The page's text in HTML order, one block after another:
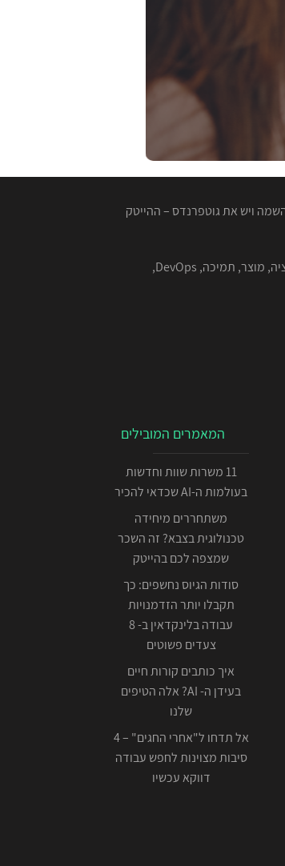
ויש את גוטפרנדס – ההייטק
המגייסות המנוסות שלנו מתמחות בהשמה למגוון רחב של תפקידים בהייטק - תוכנה, סייבר, אבטחת מידע, אלגוריתמים, QA ואוטומציה, מוצר, תמיכה, DevOps,
המאמרים המובילים
11 משרות שוות וחדשות
בעולמות ה-AI שכדאי להכיר
משתחררים מיחידה
טכנולוגית בצבא? זה השכר
שמצפה לכם בהייטק
סודות הגיוס נחשפים: כך
תקבלו יותר הזדמנויות
עבודה בלינקדאין ב- 8
צעדים פשוטים
איך כותבים קורות חיים
בעידן ה- AI? אלה הטיפים
שלנו
אל תדחו ל"אחרי החגים" – 4
סיבות מצוינות לחפש עבודה
דווקא עכשיו